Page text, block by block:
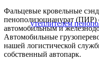
Фальцевые кровельные
пенополизоцианурат (ПИР)
автомобильным и
Автомобильные
нашей логистической
собственный автопарк.